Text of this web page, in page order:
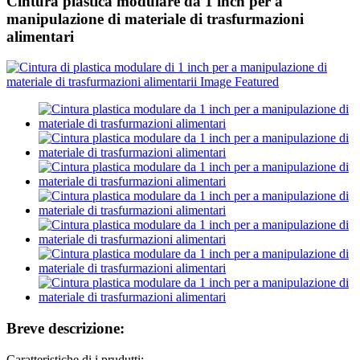
manipulazione di materiale di trasfurmazioni
alimentari
Breve descrizione: